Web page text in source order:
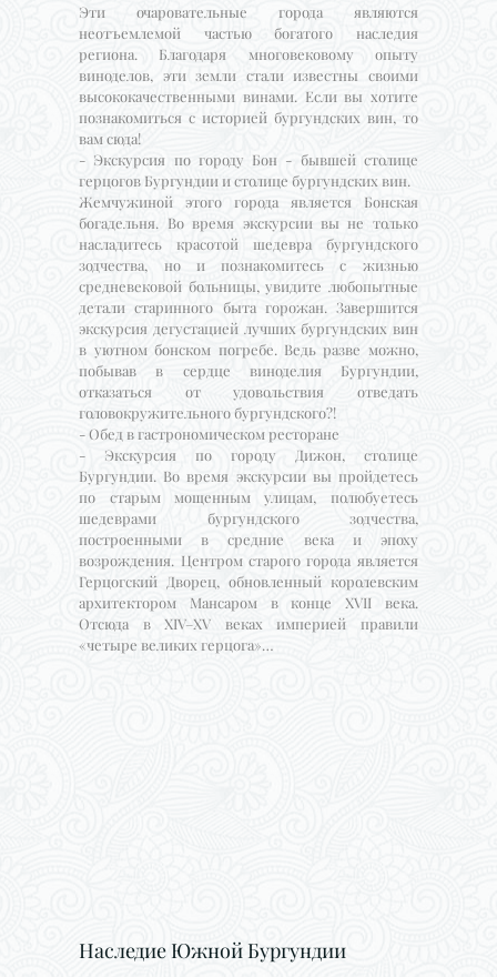
Эти очаровательные города являются
неотъемлемой частью богатого наследия
региона. Благодаря многовековому опыту
виноделов, эти земли стали известны своими
высококачественными винами. Если вы хотите
познакомиться с историей бургундских вин, то
вам сюда!
- Экскурсия по городу Бон - бывшей столице
герцогов Бургундии и столице бургундских вин.
Жемчужиной этого города является Бонская
богадельня. Во время экскурсии вы не только
насладитесь красотой шедевра бургундского
зодчества, но и познакомитесь с жизнью
средневековой больницы, увидите любопытные
детали старинного быта горожан. Завершится
экскурсия дегустацией лучших бургундских вин
в уютном бонском погребе. Ведь разве можно,
побывав в сердце виноделия Бургундии,
отказаться от удовольствия отведать
головокружительного бургундского?!
- Обед в гастрономическом ресторане
- Экскурсия по городу Дижон, столице
Бургундии. Во время экскурсии вы пройдетесь
по старым мощенным улицам, полюбуетесь
шедеврами бургундского зодчества,
построенными в средние века и эпоху
возрождения. Центром старого города является
Герцогский Дворец, обновленный королевским
архитектором Мансаром в конце XVII века.
Отсюда в XIV–XV веках империей правили
«четыре великих герцога»…
Наследие Южной Бургундии